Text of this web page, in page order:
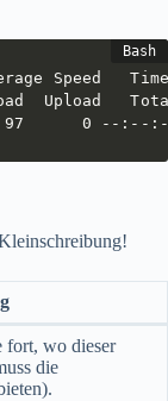
Speed
Upload
97      0 --
fort, wo dieser
die